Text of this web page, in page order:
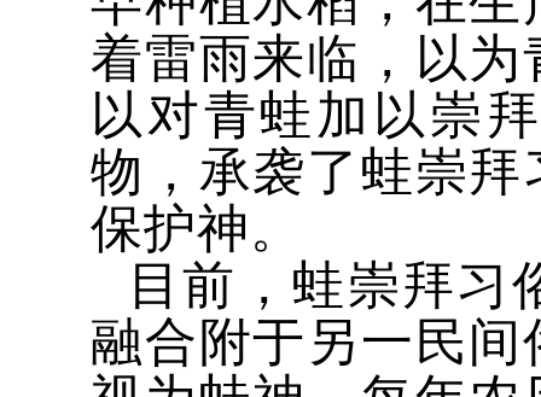
着雷雨来临，以
以对青蛙加以崇
物，承袭了蛙崇
保护神。
目前，蛙崇拜习
融合附于另一民